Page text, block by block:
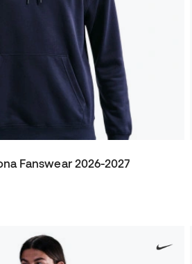
Fanswear 2026-2027